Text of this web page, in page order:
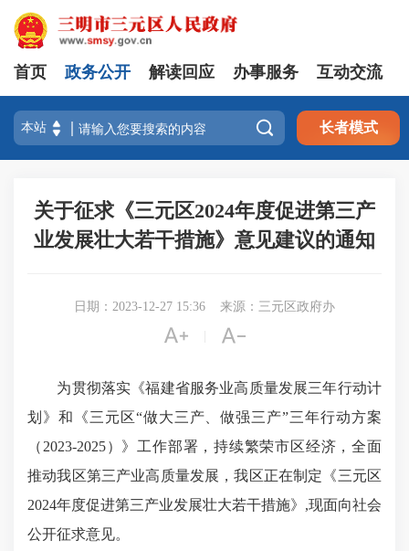
首页 政务公开 解读回应 办事服务 互动交流
 长者模式
关于征求《三元区2024年度促进第三产
业发展壮大若干措施》意见建议的通知
日期：2023-12-27 15:36 来源：三元区政府办
 
为贯彻落实《福建省服务业高质量发展三年行动计
划》和《三元区“做大三产、做强三产”三年行动方案
（2023-2025）》工作部署，持续繁荣市区经济，全面
推动我区第三产业高质量发展，我区正在制定《三元区
2024年度促进第三产业发展壮大若干措施》,现面向社会
公开征求意见。